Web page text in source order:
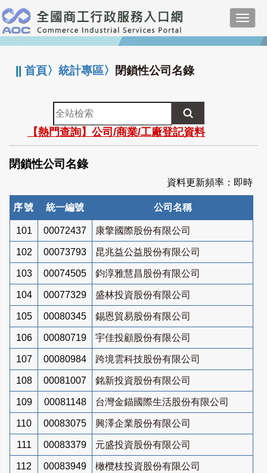
跳
到
主
要
:::
||首頁〉統計專區〉 閉鎖性公司名錄
全
站
檢
索
【熱門查詢】公司/商業/工廠登記資料
閉鎖性公司名錄
資料更新頻率：即時
序號 統一編號 公司名稱
101 00072437 康擎國際股份有限公司
102 00073793 昆兆益公益股份有限公司
103 00074505 鈞淳雅慧昌股份有限公司
104 00077329 盛林投資股份有限公司
105 00080345 錫恩貿易股份有限公司
106 00080719 宇佳投顧股份有限公司
107 00080984 跨境雲科技股份有限公司
108 00081007 銘新投資股份有限公司
109 00081148 台灣金錨國際生活股份有限公司
110 00083075 興澤企業股份有限公司
111 00083379 元盛投資股份有限公司
112 00083949 橄欖枝投資股份有限公司